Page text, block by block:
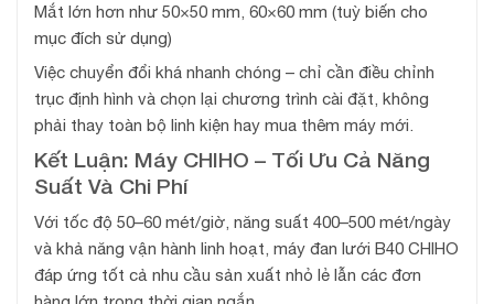
Mắt lớn hơn như 50×50 mm, 60×60 mm (tuỳ biến cho
mục đích sử dụng)
Việc chuyển đổi khá nhanh chóng – chỉ cần điều chỉnh
trục định hình và chọn lại chương trình cài đặt, không
phải thay toàn bộ linh kiện hay mua thêm máy mới.
Kết Luận: Máy CHIHO – Tối Ưu Cả Năng
Suất Và Chi Phí
Với tốc độ 50–60 mét/giờ, năng suất 400–500 mét/ngày
và khả năng vận hành linh hoạt, máy đan lưới B40 CHIHO
đáp ứng tốt cả nhu cầu sản xuất nhỏ lẻ lẫn các đơn